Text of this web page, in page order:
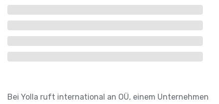
Bei Yolla ruft international an OÜ, einem Unternehmen